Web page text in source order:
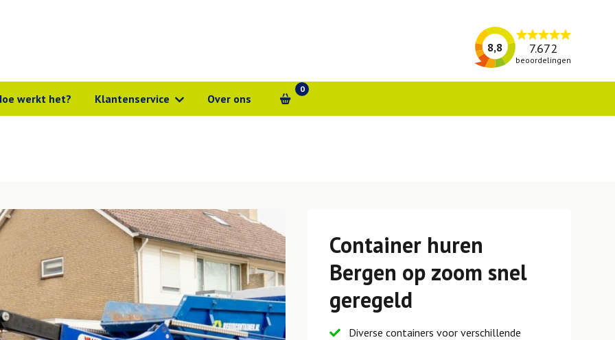
8,8 7.672
beoordelingen
werkt het? Klantenservice Over ons
0
Container huren
Bergen op zoom snel
geregeld
Diverse containers voor verschillende